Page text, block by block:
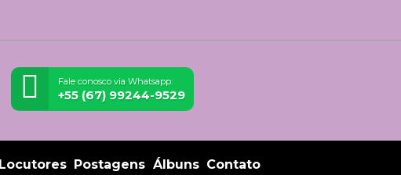
Fale conosco via Whatsapp:
+55 (67) 99244-9529
Locutores Postagens Álbuns Contato